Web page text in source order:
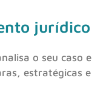
jurídico
o seu caso e
estratégicas e